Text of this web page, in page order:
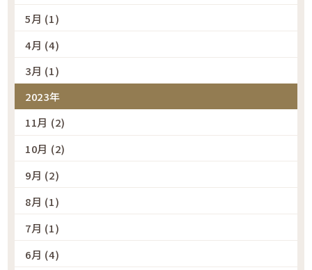
5月 (1)
4月 (4)
3月 (1)
2023年
11月 (2)
10月 (2)
9月 (2)
8月 (1)
7月 (1)
6月 (4)